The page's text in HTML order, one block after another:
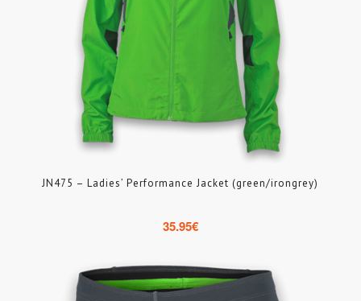
JN475 – Ladies’ Performance Jacket (green/irongrey)
35.95€